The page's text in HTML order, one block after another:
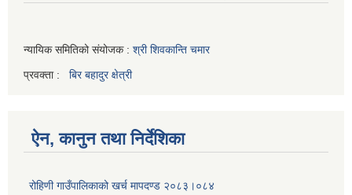
न्यायिक समितिको संयोजक : श्री शिवकान्ति चमार
प्रवक्ता : बिर बहादुर क्षेत्री
ऐन, कानुन तथा निर्देशिका
रोहिणी गाउँपालिकाको खर्च मापदण्ड २०८३।०८४